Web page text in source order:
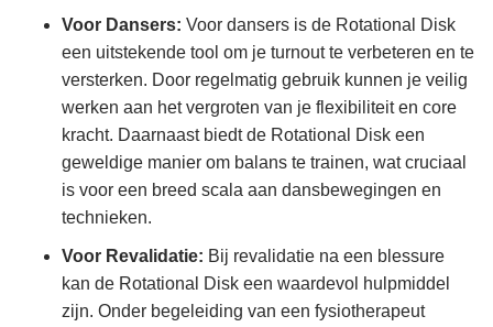
Voor Dansers: Voor dansers is de Rotational Disk
een uitstekende tool om je turnout te verbeteren en te
versterken. Door regelmatig gebruik kunnen je veilig
werken aan het vergroten van je flexibiliteit en core
kracht. Daarnaast biedt de Rotational Disk een
geweldige manier om balans te trainen, wat cruciaal
is voor een breed scala aan dansbewegingen en
technieken.
Voor Revalidatie: Bij revalidatie na een blessure
kan de Rotational Disk een waardevol hulpmiddel
zijn. Onder begeleiding van een fysiotherapeut